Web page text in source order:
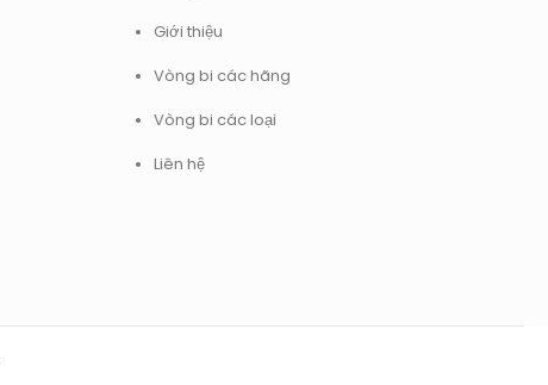
Giới thiệu
Vòng bi các hãng
Vòng bi các loại
Liên hệ